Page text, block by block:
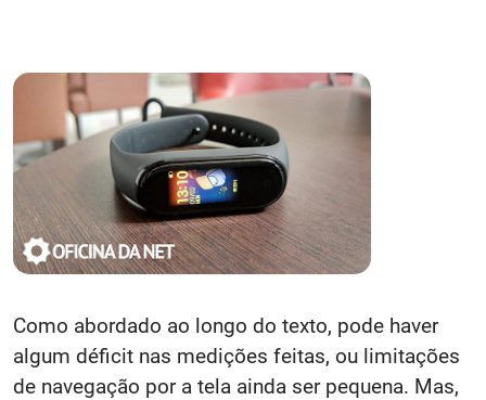
Como abordado ao longo do texto, pode haver
algum déficit nas medições feitas, ou limitações
de navegação por a tela ainda ser pequena. Mas,